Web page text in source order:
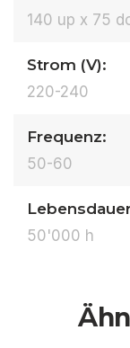
140 up x 75
Strom (V):
220-240
Frequenz:
50-60
50'000 h